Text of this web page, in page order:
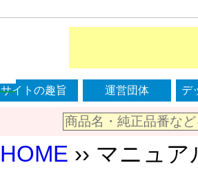
サイトの趣旨 運営団体 デ
HOME ›› マニュ